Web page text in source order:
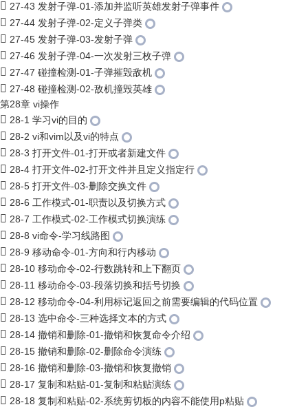
27-43 发射子弹-01-添加并监听英雄发射子弹事件
27-44 发射子弹-02-定义子弹类
27-45 发射子弹-03-发射子弹
27-46 发射子弹-04-一次发射三枚子弹
27-47 碰撞检测-01-子弹摧毁敌机
27-48 碰撞检测-02-敌机撞毁英雄
第28章 vi操作
28-1 学习vi的目的
28-2 vi和vim以及vi的特点
28-3 打开文件-01-打开或者新建文件
28-4 打开文件-02-打开文件并且定义指定行
28-5 打开文件-03-删除交换文件
28-6 工作模式-01-职责以及切换方式
28-7 工作模式-02-工作模式切换演练
28-8 vi命令-学习线路图
28-9 移动命令-01-方向和行内移动
28-10 移动命令-02-行数跳转和上下翻页
28-11 移动命令-03-段落切换和括号切换
28-12 移动命令-04-利用标记返回之前需要编辑的代码位置
28-13 选中命令-三种选择文本的方式
28-14 撤销和删除-01-撤销和恢复命令介绍
28-15 撤销和删除-02-删除命令演练
28-16 撤销和删除-03-撤销和恢复撤销
28-17 复制和粘贴-01-复制和粘贴演练
28-18 复制和粘贴-02-系统剪切板的内容不能使用p粘贴